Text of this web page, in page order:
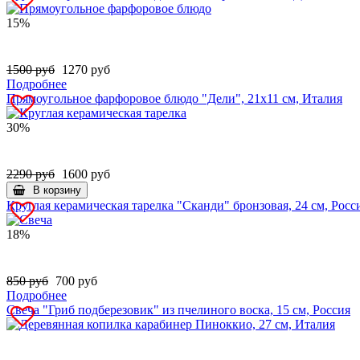
15%
1500 руб 1270 руб
Подробнее
Прямоугольное фарфоровое блюдо "Дели", 21х11 см, Италия
30%
2290 руб 1600 руб
В корзину
Круглая керамическая тарелка "Сканди" бронзовая, 24 см,
18%
850 руб 700 руб
Подробнее
Свеча "Гриб подберезовик" из пчелиного воска, 15 см, Россия